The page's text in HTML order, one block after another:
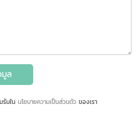
ล
รับใน นโยบายความเป็นส่วนตัว ของเรา